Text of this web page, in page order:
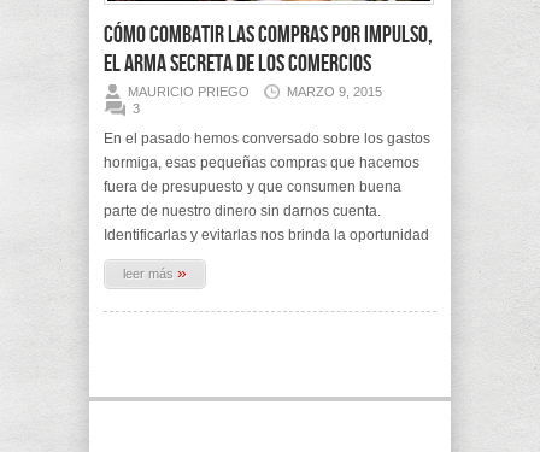
Cómo combatir las Compras por Impulso,
el arma secreta de los comercios
MAURICIO PRIEGO
MARZO 9, 2015
3
En el pasado hemos conversado sobre los gastos
hormiga, esas pequeñas compras que hacemos
fuera de presupuesto y que consumen buena
parte de nuestro dinero sin darnos cuenta.
Identificarlas y evitarlas nos brinda la oportunidad
leer más »